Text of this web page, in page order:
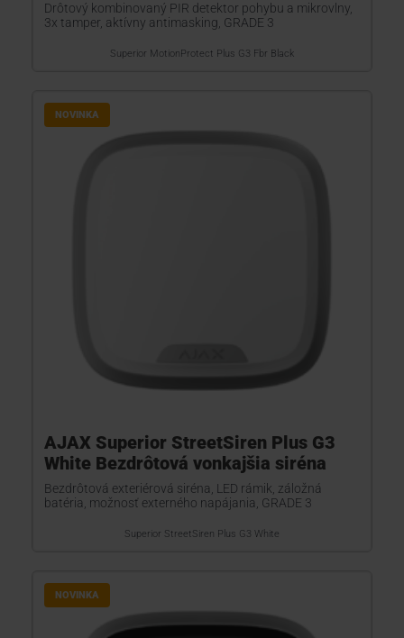
Drôtový kombinovaný PIR detektor pohybu a mikrovlny,
3x tamper, aktívny antimasking, GRADE 3
Superior MotionProtect Plus G3 Fbr Black
NOVINKA
AJAX Superior StreetSiren Plus G3
White Bezdrôtová vonkajšia siréna
Bezdrôtová exteriérová siréna, LED rámik, záložná
batéria, možnosť externého napájania, GRADE 3
Superior StreetSiren Plus G3 White
NOVINKA